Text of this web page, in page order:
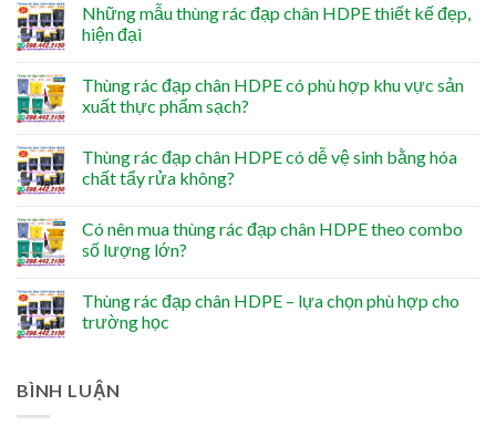
Những mẫu thùng rác đạp chân HDPE thiết kế đẹp,
hiện đại
Thùng rác đạp chân HDPE có phù hợp khu vực sản
xuất thực phẩm sạch?
Thùng rác đạp chân HDPE có dễ vệ sinh bằng hóa
chất tẩy rửa không?
Có nên mua thùng rác đạp chân HDPE theo combo
số lượng lớn?
Thùng rác đạp chân HDPE – lựa chọn phù hợp cho
trường học
BÌNH LUẬN